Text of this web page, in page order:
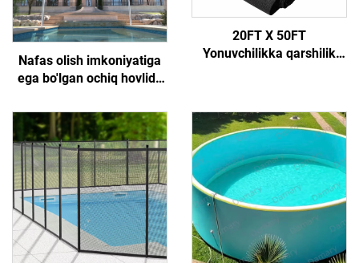
Nafas olish imkoniyatiga
ega bo'lgan ochiq hovlida
quyoshdan himoya
qopqog'i, o'simliklarni
himoya qilish uchun
soyadorlar va tormozlar
20FT X 50FT
Yonuvchilikka qarshilik